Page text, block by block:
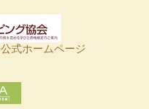
式ホームページ